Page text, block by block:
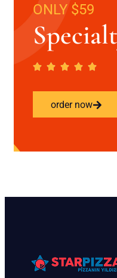
ONLY $59
order now